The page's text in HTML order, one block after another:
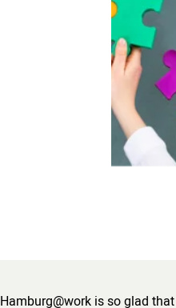
Hamburg@work is so glad